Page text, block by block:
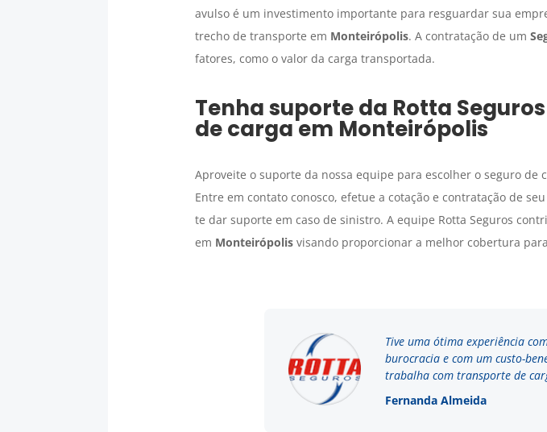
avulso é um investimento importante para resguardar sua
trecho de transporte em Monteirópolis. A contratação de um
fatores, como o valor da carga transportada.
Tenha suporte da Rotta
de cargaem Monteirópolis
Aproveite o suporte da nossa equipe para escolher o seguro
Entre em contato conosco, efetue a cotação e contratação de
te dar suporte em caso de sinistro. A equipe Rotta Seguros
em Monteirópolisvisando proporcionar a melhor cobertura
Tive uma ótima experiência
burocracia e com um custo-
trabalha com transporte de
Fernanda Almeida